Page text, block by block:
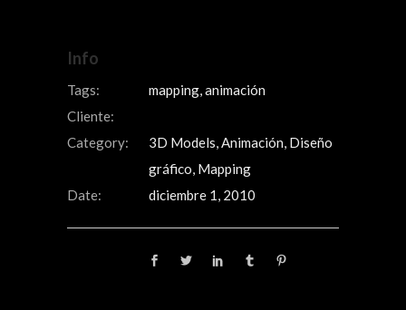
Info
Tags:
mapping, animación
Cliente:
Category:
3D Models, Animación, Diseño
gráfico, Mapping
Date:
diciembre 1, 2010